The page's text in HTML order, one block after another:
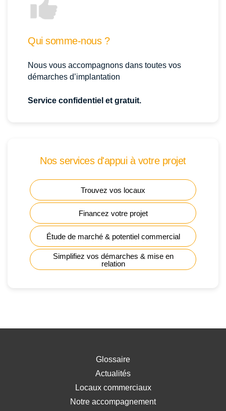
Qui somme-nous ?
Nous vous accompagnons dans toutes vos
démarches d’implantation
Service confidentiel et gratuit.
Nos services d'appui à votre projet
Trouvez vos locaux
Financez votre projet
Étude de marché & potentiel commercial
Simplifiez vos démarches & mise en
relation
Glossaire
Actualités
Locaux commerciaux
Notre accompagnement